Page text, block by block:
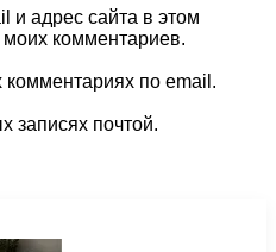
и адрес сайта в этом
комментариев.
по email.
записях почтой.